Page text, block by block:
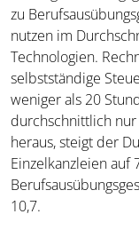
zu
nutzen im
Technologien.
selbstständige
weniger als 20
durchschnittlich nur
heraus, steigt der
Einzelkanzleien auf
10,7.